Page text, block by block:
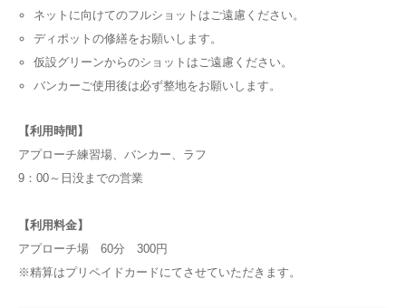
ネットに向けてのフルショットはご遠慮ください。
ディポットの修繕をお願いします。
仮設グリーンからのショットはご遠慮ください。
バンカーご使用後は必ず整地をお願いします。
【利用時間】
アプローチ練習場、バンカー、ラフ
9：00～日没までの営業
【利用料金】
アプローチ場 60分 300円
※精算はプリペイドカードにてさせていただきます。